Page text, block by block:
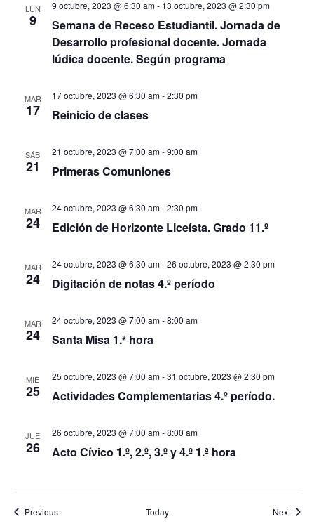
LUN
9
9 octubre, 2023 @ 6:30 am- 13 octubre, 2023 @ 2:30 pm
Semana de Receso Estudiantil. Jornada de
Desarrollo profesional docente. Jornada
lúdica docente. Según programa
MAR
17
17 octubre, 2023 @ 6:30 am-2:30 pm
Reinicio de clases
SÁB
21
21 octubre, 2023 @ 7:00 am-9:00 am
Primeras Comuniones
MAR
24
24 octubre, 2023 @ 6:30 am-2:30 pm
Edición de Horizonte Liceísta. Grado 11.º
MAR
24
24 octubre, 2023 @ 6:30 am-26 octubre, 2023 @ 2:30 pm
Digitación de notas 4.º período
MAR
24
24 octubre, 2023 @ 7:00 am-8:00 am
Santa Misa 1.ª hora
MIÉ
25
25 octubre, 2023 @ 7:00 am-31 octubre, 2023 @ 2:30 pm
Actividades Complementarias 4.º período.
JUE
26
26 octubre, 2023 @ 7:00 am-8:00 am
Acto Cívico 1.º, 2.º, 3.º y 4.º 1.ª hora
PreviousEvents Today Next